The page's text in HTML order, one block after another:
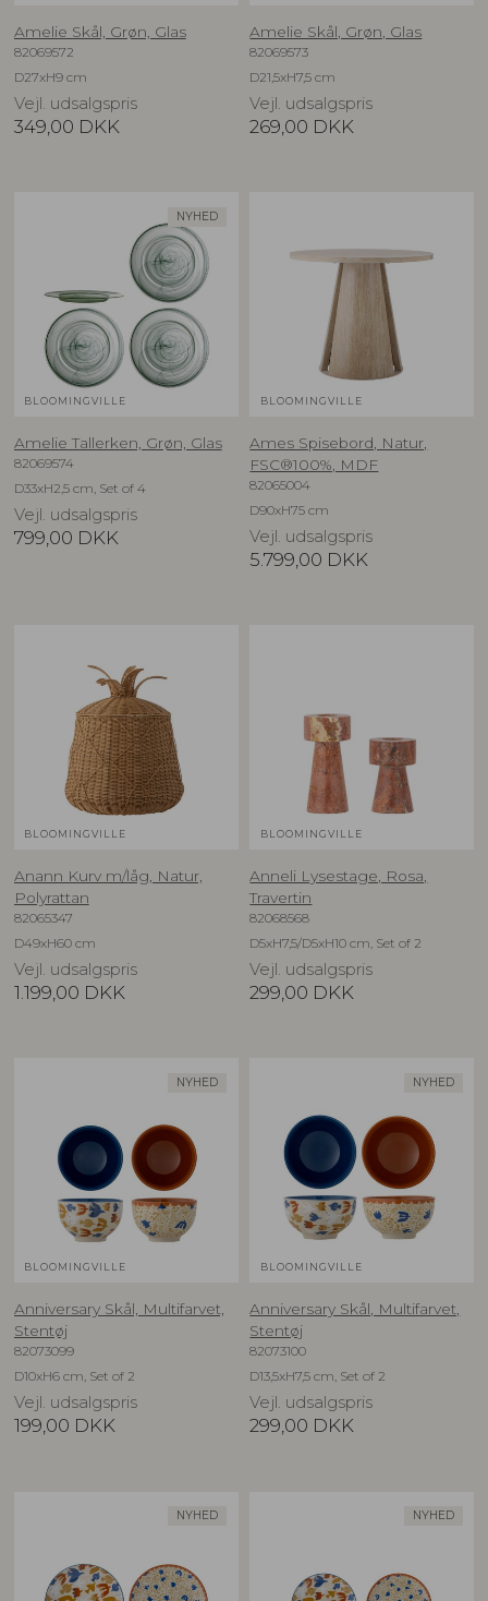
Amelie Skål, Grøn, Glas
82069572
D27xH9 cm
Vejl. udsalgspris
349,00 DKK
Amelie Skål, Grøn, Glas
82069573
D21,5xH7,5 cm
Vejl. udsalgspris
269,00 DKK
NYHED
BLOOMINGVILLE
Amelie Tallerken, Grøn, Glas
82069574
D33xH2,5 cm, Set of 4
Vejl. udsalgspris
799,00 DKK
BLOOMINGVILLE
Ames Spisebord, Natur,
FSC®100%, MDF
82065004
D90xH75 cm
Vejl. udsalgspris
5.799,00 DKK
BLOOMINGVILLE
Anann Kurv m/låg, Natur,
Polyrattan
82065347
D49xH60 cm
Vejl. udsalgspris
1.199,00 DKK
BLOOMINGVILLE
Anneli Lysestage, Rosa,
Travertin
82068568
D5xH7,5/D5xH10 cm, Set of 2
Vejl. udsalgspris
299,00 DKK
NYHED
BLOOMINGVILLE
Anniversary Skål, Multifarvet,
Stentøj
82073099
D10xH6 cm, Set of 2
Vejl. udsalgspris
199,00 DKK
NYHED
BLOOMINGVILLE
Anniversary Skål, Multifarvet,
Stentøj
82073100
D13,5xH7,5 cm, Set of 2
Vejl. udsalgspris
299,00 DKK
NYHED NYHED